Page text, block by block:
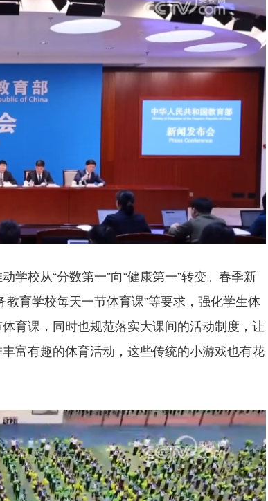
学校从“分数第一”向“健康第一”转变。春季新
教育学校每天一节体育课”等要求，强化学生体
育课，同时也规范落实大课间的活动制度，让
富有趣的体育活动，这些传统的小游戏也有花
伊朗米纳卜市一小学遭袭 死亡人数升至148人